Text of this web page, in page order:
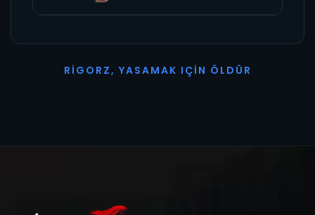
R I G O R Z, YASAMAK I ÇI N Ö L D Ü R